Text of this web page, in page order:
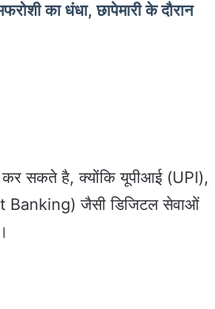
का धंधा, छापेमारी के दौरान
कर सकते है, क्योंकि यूपीआई (UPI),
Banking) जैसी डिजिटल सेवाओं